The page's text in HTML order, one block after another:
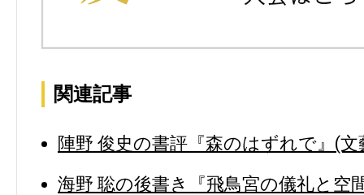
関連記事
陣野 俊史の書評『森のはずれで』(
海野 聡の後書き『飛鳥宮の儀礼と空